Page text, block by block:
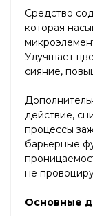
Средство
которая
Улучшает
сияние,
действие,
процессы
барьерные
не
Основные